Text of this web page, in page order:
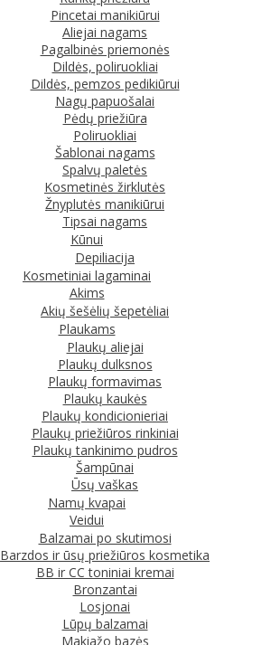
Pincetai manikiūrui
Aliejai nagams
Pagalbinės priemonės
Dildės, poliruokliai
Dildės, pemzos pedikiūrui
Nagų papuošalai
Pėdų priežiūra
Poliruokliai
Šablonai nagams
Spalvų paletės
Kosmetinės žirklutės
Žnyplutės manikiūrui
Tipsai nagams
Kūnui
Depiliacija
Kosmetiniai lagaminai
Akims
Akių šešėlių šepetėliai
Plaukams
Plaukų aliejai
Plaukų dulksnos
Plaukų formavimas
Plaukų kaukės
Plaukų kondicionieriai
Plaukų priežiūros rinkiniai
Plaukų tankinimo pudros
Šampūnai
Ūsų vaškas
Namų kvapai
Veidui
Balzamai po skutimosi
Barzdos ir ūsų priežiūros kosmetika
BB ir CC toniniai kremai
Bronzantai
Losjonai
Lūpų balzamai
Makiažo bazės